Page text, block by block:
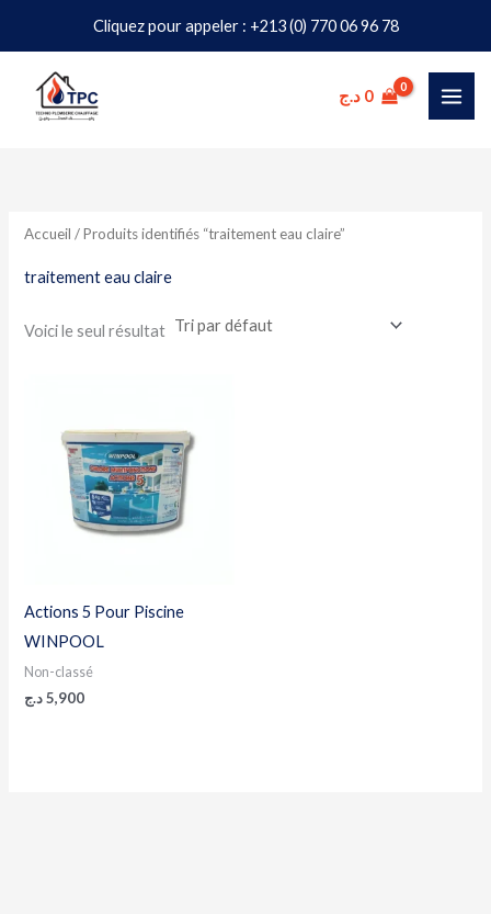
Cliquez pour appeler : +213 (0) 770 06 96 78
contenu
0 د.ج
Accueil / Produits identifiés “traitement eau claire”
traitement eau claire
Voici le seul résultat
Actions 5 Pour Piscine
WINPOOL
Non-classé
5,900 د.ج